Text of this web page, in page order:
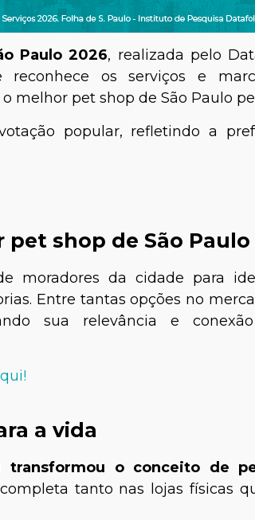
Paulo 2026, realizada pelo
reconhece os serviços e
melhor pet shop de São Paulo
popular, refletindo a
pet shop de São Paulo
moradores da cidade para
Entre tantas opções no
sua relevância e
a vida
transformou o conceito de
tanto nas lojas físicas